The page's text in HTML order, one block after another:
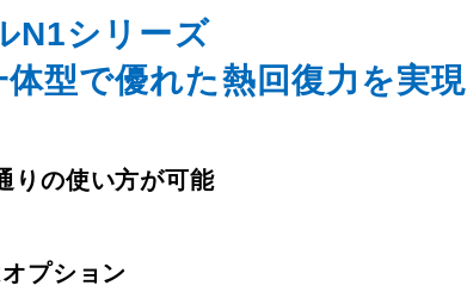
N1シリーズ
型で優れた熱回復力を実現
りの使い方が可能
プション